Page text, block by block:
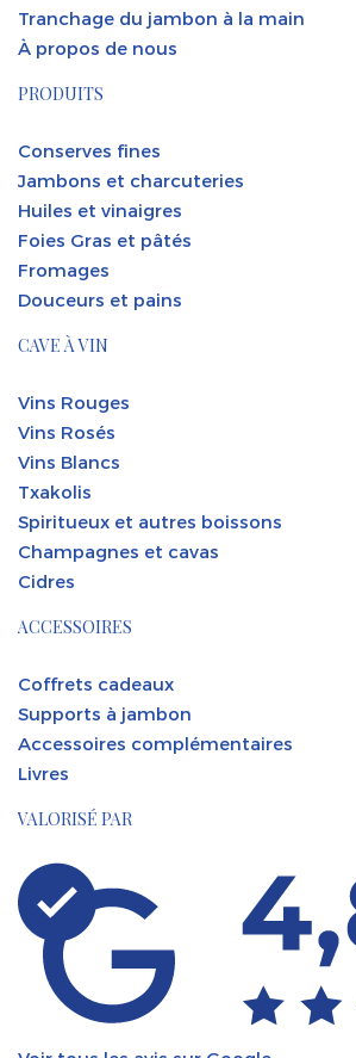
Tranchage du jambon à la main
À propos de nous
PRODUITS
Conserves fines
Jambons et charcuteries
Huiles et vinaigres
Foies Gras et pâtés
Fromages
Douceurs et pains
CAVE À VIN
Vins Rouges
Vins Rosés
Vins Blancs
Txakolis
Spiritueux et autres boissons
Champagnes et cavas
Cidres
ACCESSOIRES
Coffrets cadeaux
Supports à jambon
Accessoires complémentaires
Livres
VALORISÉ PAR